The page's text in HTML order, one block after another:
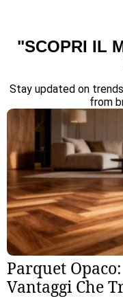
"SCOPRI IL
Stay updated on
from
Parquet
Vantaggi Che